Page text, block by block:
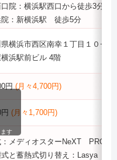
院：横浜駅西口から徒歩3分
院：新横浜駅 徒歩5分
横浜市西区南幸１丁目１０−１
浜駅前ビル 4階
円 (月々4,700円)
(月々1,700円)
メディオスターNeXT PRO
と蓄熱式切り替え：Lasya（ラ
す